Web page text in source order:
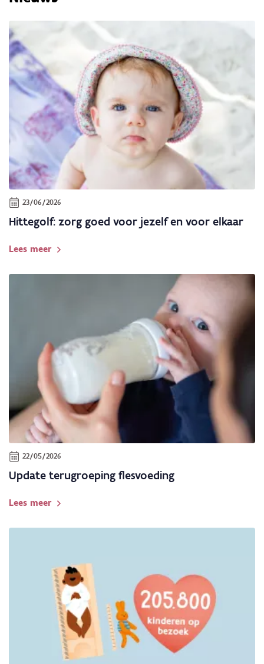
23/06/2026
Hittegolf: zorg goed voor jezelf en voor elkaar
Lees meer
22/05/2026
Update terugroeping flesvoeding
Lees meer